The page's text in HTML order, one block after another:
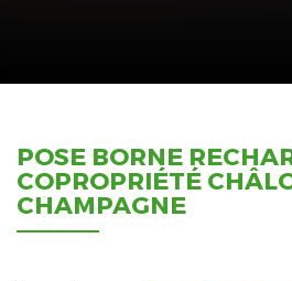
POSE BORNE
COPROPRIÉTÉ
CHAMPAGNE